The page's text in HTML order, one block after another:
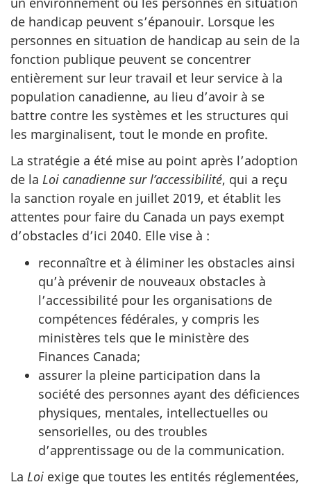
de handicap peuvent s’épanouir. Lorsque les
personnes en situation de handicap au sein de la
fonction publique peuvent se concentrer
entièrement sur leur travail et leur service à la
population canadienne, au lieu d’avoir à se
battre contre les systèmes et les structures qui
les marginalisent, tout le monde en profite.
La stratégie a été mise au point après l’adoption
de la Loi canadienne sur l’accessibilité, qui a reçu
la sanction royale en juillet 2019, et établit les
attentes pour faire du Canada un pays exempt
d’obstacles d’ici 2040. Elle vise à :
reconnaître et à éliminer les obstacles ainsi
qu’à prévenir de nouveaux obstacles à
l’accessibilité pour les organisations de
compétences fédérales, y compris les
ministères tels que le ministère des
Finances Canada;
assurer la pleine participation dans la
société des personnes ayant des déficiences
physiques, mentales, intellectuelles ou
sensorielles, ou des troubles
d’apprentissage ou de la communication.
La Loi exige que toutes les entités réglementées,